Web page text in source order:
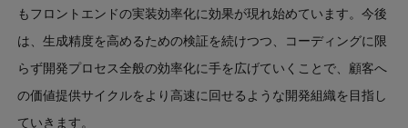
もフロントエンドの実装効率化に効果が現れ始めています。今後
は、生成精度を高めるための検証を続けつつ、コーディングに限
らず開発プロセス全般の効率化に手を広げていくことで、顧客へ
の価値提供サイクルをより高速に回せるような開発組織を目指し
ていきます。